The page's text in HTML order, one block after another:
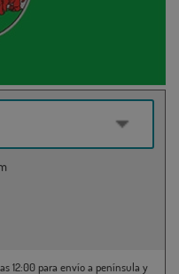
12:00 para envío a península y